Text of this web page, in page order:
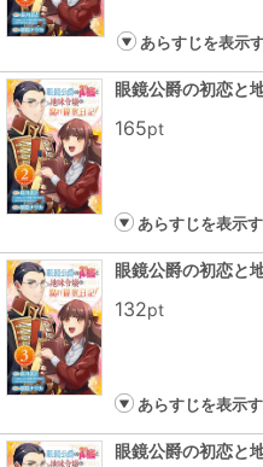
あらすじを表示
眼鏡公爵の初恋と
165pt
あらすじを表示
眼鏡公爵の初恋と
132pt
あらすじを表示
眼鏡公爵の初恋と